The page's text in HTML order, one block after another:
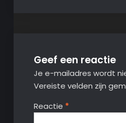
Geef een reactie
Je e-mailadres wordt
Vereiste velden zijn
Reactie *